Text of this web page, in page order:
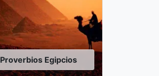
Proverbios Egipcios